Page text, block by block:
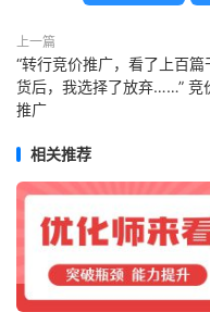
上一篇
“转行竞价推广，看了上百篇
货后，我选择了放弃……” 竞
推广
相关推荐